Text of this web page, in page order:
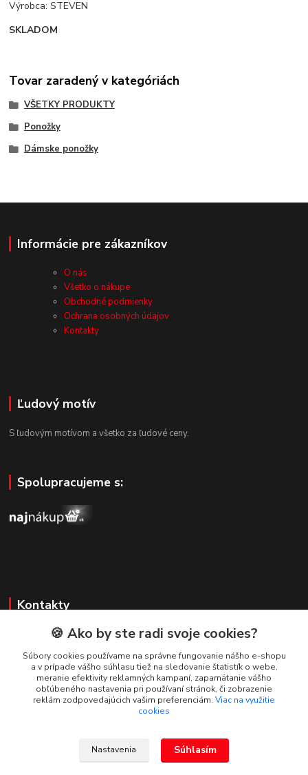
Výrobca: STEVEN
SKLADOM
Tovar zaradený v kategóriách
VŠETKY PRODUKTY
Ponožky
Dámske ponožky
Informácie pre zákazníkov
O nás
Všetko o nákupe
Obchodné podmienky
Ochrana osobných údajov
Kontakty
Ľudový motív
S ľudovým motívom a všetko za ľudové ceny.
Spolupracujeme s:
Kontakty
Zákaznícka podpora
+421 908 479 200
info@ludovymotiv.sk
🍪 Ako by ste radi svoje cookies?
Súbory cookies používame na správne fungovanie nášho e-shopu
a v prípade vášho súhlasu tiež na sledovanie štatistík o webe,
meranie efektivity reklamných kampaní, zapamätanie vášho
obľúbeného nastavenia pri používaní stránok, či zobrazenie
reklám zodpovedajúcich vašim preferenciám. Viac na využitie
cookies
Nastavenia Súhlasím